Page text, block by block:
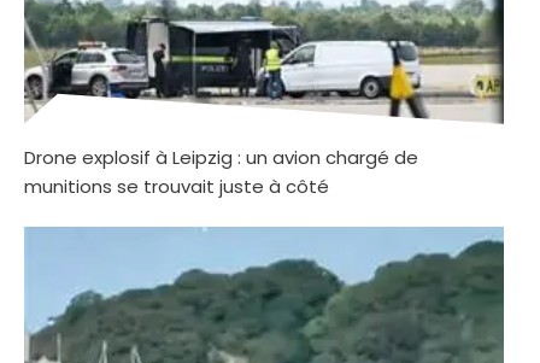
Drone explosif à Leipzig : un avion chargé de
munitions se trouvait juste à côté